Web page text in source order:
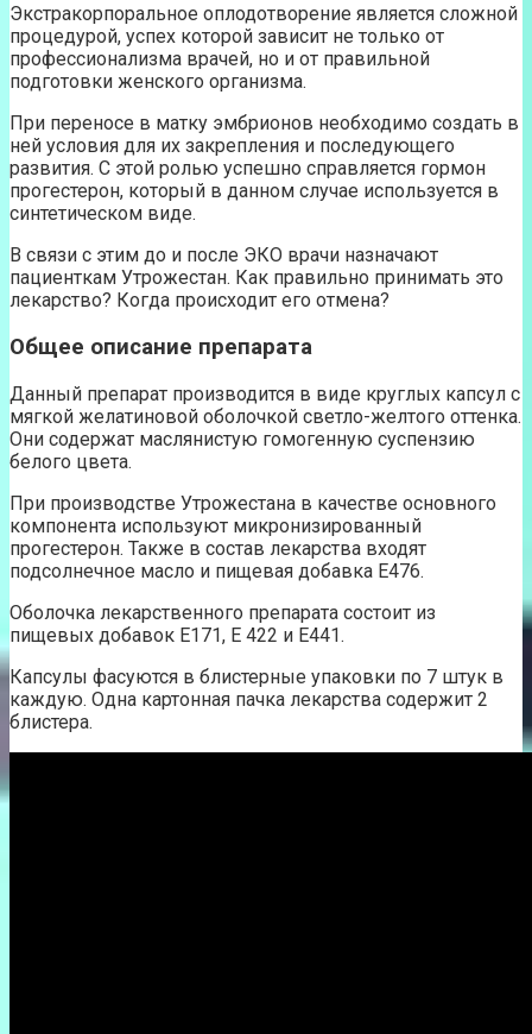
Экстракорпоральное оплодотворение является сложной
процедурой, успех которой зависит не только от
профессионализма врачей, но и от правильной
подготовки женского организма.
При переносе в матку эмбрионов необходимо создать в
ней условия для их закрепления и последующего
развития. С этой ролью успешно справляется гормон
прогестерон, который в данном случае используется в
синтетическом виде.
В связи с этим до и после ЭКО врачи назначают
пациенткам Утрожестан. Как правильно принимать это
лекарство? Когда происходит его отмена?
Общее описание препарата
Данный препарат производится в виде круглых капсул с
мягкой желатиновой оболочкой светло-желтого оттенка.
Они содержат маслянистую гомогенную суспензию
белого цвета.
При производстве Утрожестана в качестве основного
компонента используют микронизированный
прогестерон. Также в состав лекарства входят
подсолнечное масло и пищевая добавка Е476.
Оболочка лекарственного препарата состоит из
пищевых добавок Е171, Е 422 и Е441.
Капсулы фасуются в блистерные упаковки по 7 штук в
каждую. Одна картонная пачка лекарства содержит 2
блистера.